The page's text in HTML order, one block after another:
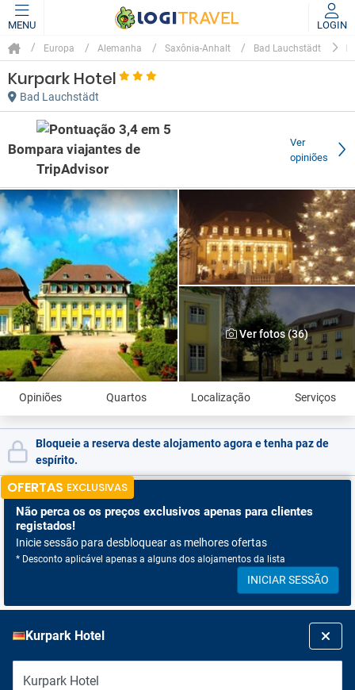
MENU LOGIN
Europa Alemanha Saxônia-Anhalt Bad Lauchstädt
Kurpark Hotel
Bad Lauchstädt
Bom
Ver
opiniões
Ver fotos (36)
Opiniões Quartos Localização Serviços
Bloqueie a reserva deste alojamento agora e tenha paz de
espírito.
OFERTAS EXCLUSIVAS
Não perca os os preços exclusivos apenas para clientes
registados!
Inicie sessão para desbloquear as melhores ofertas
* Desconto aplicável apenas a alguns dos alojamentos da lista
INICIAR SESSÃO
Kurpark Hotel
Kurpark Hotel